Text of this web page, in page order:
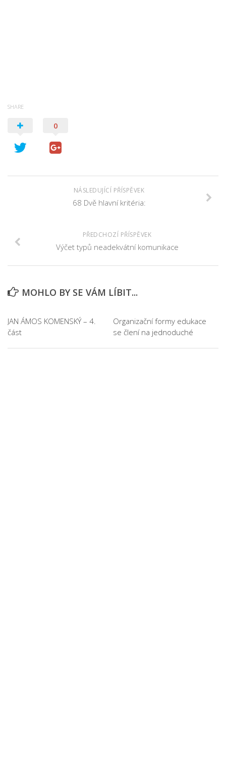
SHARE
0
NÁSLEDUJÍCÍ PŘÍSPĚVEK
68 Dvě hlavní kritéria:
PŘEDCHOZÍ PŘÍSPĚVEK
Výčet typů neadekvátní komunikace
MOHLO BY SE VÁM LÍBIT...
JAN ÁMOS KOMENSKÝ – 4.
část
Organizační formy edukace
se člení na jednoduché